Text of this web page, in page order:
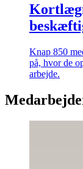
Knap 850
på, hvor de
arbejde.